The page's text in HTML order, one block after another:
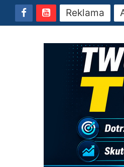
Reklama